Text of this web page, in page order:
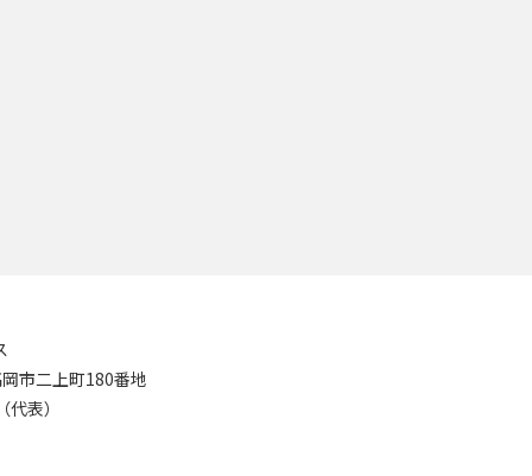
市二上町180番地
表）